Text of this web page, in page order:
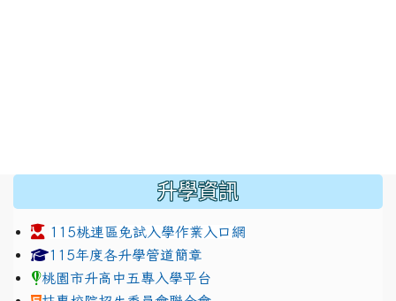
升學資訊
115桃連區免試入學作業入口網
link to https://www.jhjhs.tyc.edu.tw/modules/
115年度各升學管道簡章
桃園市升高中五專入學平台